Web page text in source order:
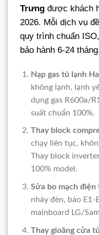
Trưng được khách
2026. Mỗi dịch vụ
quy trình chuẩn
bảo hành 6-24
Nạp gas tủ lạnh
không lạnh, lạnh
dụng gas R600a/
suất chuẩn 100%.
Thay block
chạy liên tục,
Thay block
100% model.
Sửa bo mạch
nháy đèn, báo E1-
mainboard LG/
Thay gioăng cửa